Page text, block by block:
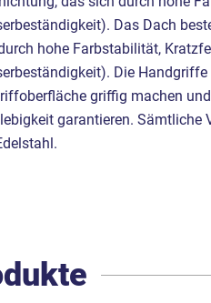
Das Dach
hohe Farbstabilität,
Die
griffig machen
garantieren. Sämtliche